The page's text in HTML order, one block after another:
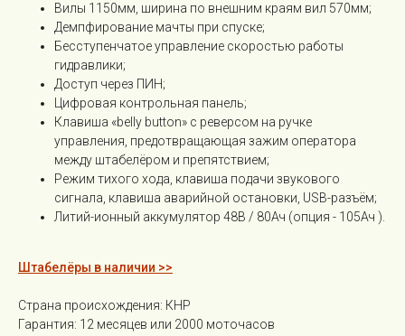
Вилы 1150мм, ширина по внешним краям вил 570мм;
Демпфирование мачты при спуске;
Бесступенчатое управление скоростью работы
гидравлики;
Доступ через ПИН;
Цифровая контрольная панель;
Клавиша «belly button» с реверсом на ручке
управления, предотвращающая зажим оператора
между штабелёром и препятствием;
Режим тихого хода, клавиша подачи звукового
сигнала, клавиша аварийной остановки, USB-разъём;
Литий-ионный аккумулятор 48В / 80Ач (опция - 105Ач ).
Штабелёры в наличии >>
Страна происхождения: КНР
Гарантия: 12 месяцев или 2000 моточасов